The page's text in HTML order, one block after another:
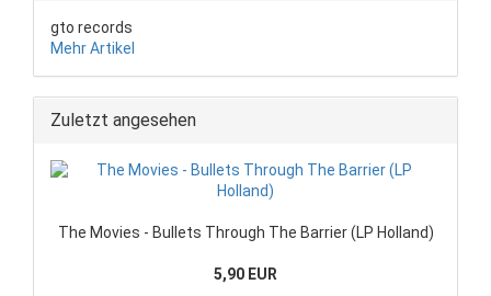
gto records
Mehr Artikel
Zuletzt angesehen
The Movies - Bullets Through The Barrier (LP Holland)
5,90 EUR